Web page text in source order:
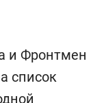
и Фронтмен
список